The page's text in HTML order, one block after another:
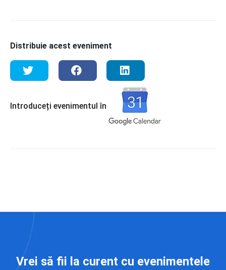
Distribuie acest eveniment
Introduceți evenimentul în
Vrei să fii la curent cu evenimentele